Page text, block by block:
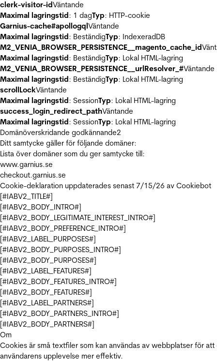
clerk-visitor-idVäntande
Maximal lagringstid: 1 dagTyp: HTTP-cookie
Garnius-cache#apollogqlVäntande
Maximal lagringstid: BeständigTyp: IndexeradDB
M2_VENIA_BROWSER_PERSISTENCE__magento_cache_id
Maximal lagringstid: BeständigTyp: Lokal HTML-lagring
M2_VENIA_BROWSER_PERSISTENCE__urlResolver_#Väntande
Maximal lagringstid: BeständigTyp: Lokal HTML-lagring
scrollLockVäntande
Maximal lagringstid: SessionTyp: Lokal HTML-lagring
success_login_redirect_pathVäntande
Maximal lagringstid: SessionTyp: Lokal HTML-lagring
Domänöverskridande godkännande2
Ditt samtycke gäller för följande domäner:
Lista över domäner som du ger samtycke till:
www.garnius.se
checkout.garnius.se
Cookie-deklaration uppdaterades senast 7/15/26 av Cookiebot
[#IABV2_TITLE#]
[#IABV2_BODY_INTRO#]
[#IABV2_BODY_LEGITIMATE_INTEREST_INTRO#]
[#IABV2_BODY_PREFERENCE_INTRO#]
[#IABV2_LABEL_PURPOSES#]
[#IABV2_BODY_PURPOSES_INTRO#]
[#IABV2_BODY_PURPOSES#]
[#IABV2_LABEL_FEATURES#]
[#IABV2_BODY_FEATURES_INTRO#]
[#IABV2_BODY_FEATURES#]
[#IABV2_LABEL_PARTNERS#]
[#IABV2_BODY_PARTNERS_INTRO#]
[#IABV2_BODY_PARTNERS#]
Om
Cookies är små textfiler som kan användas av webbplatser för att
användarens upplevelse mer effektiv.